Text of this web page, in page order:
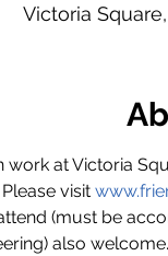
Victoria
work at Victoria
visit
(must be
also welcome.